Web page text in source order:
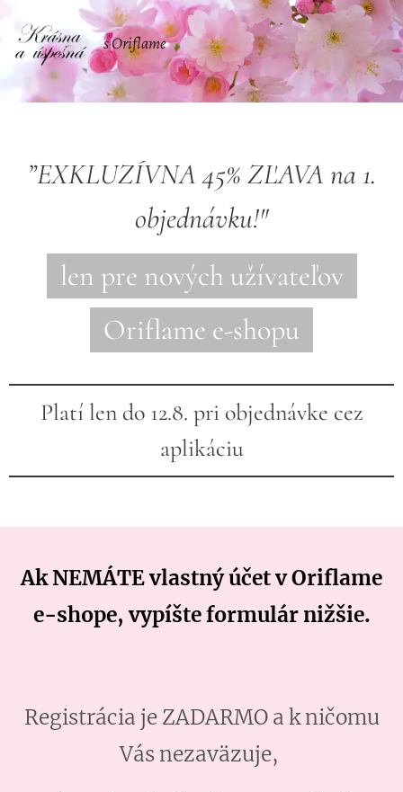
s Oriflame
”EXKLUZÍVNA 45% ZĽAVA na 1.
objednávku!"
len pre nových užívateľov
Oriflame e-shopu
Platí len do 12.8. pri objednávke cez
aplikáciu
Ak NEMÁTE vlastný účet v Oriflame
e-shope, vypíšte formulár nižšie.
Registrácia je ZADARMO a k ničomu
Vás nezaväzuje,